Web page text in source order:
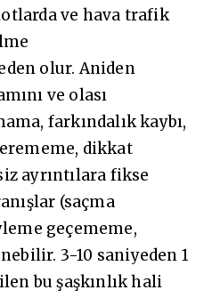
ve hava trafik
olur. Aniden
ve olası
farkındalık kaybı,
dikkat
ayrıntılara fikse
(saçma
geçememe,
3-10 saniyeden 1
bu şaşkınlık hali